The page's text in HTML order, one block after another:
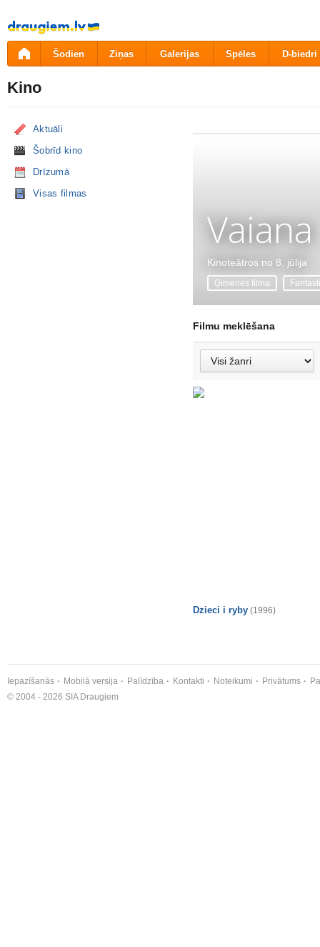
Pāriet
uz
saturu
Šodien Ziņas Galerijas Spēles D-biedri
Kino
Aktuāli
Šobrīd kino
Drīzumā
Visas filmas
Vaiana
Kinoteātros no 8. jūlija
Ģimenes filma
Filmu meklēšana
Dzieci i ryby (1996)
Iepazīšanās Mobilā versija Palīdzība Kontakti Noteikumi Privātums
© 2004 - 2026 SIA Draugiem